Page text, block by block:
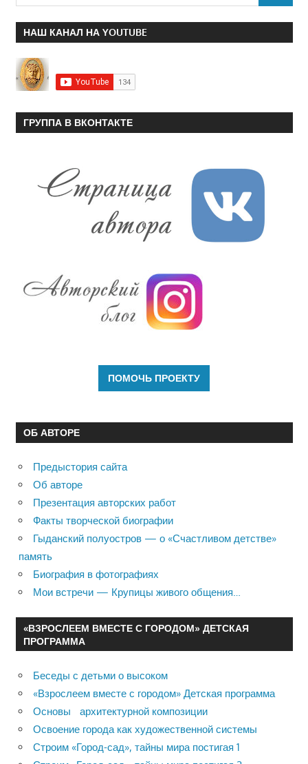
НАШ КАНАЛ НА YOUTUBE
ГРУППА В ВКОНТАКТЕ
ОБ АВТОРЕ
Предыстория сайта
Об авторе
Презентация авторских работ
Факты творческой биографии
Гыданский полуостров — о «Счастливом детстве»
память
Биография в фотографиях
Мои встречи — Крупицы живого общения…
«ВЗРОСЛЕЕМ ВМЕСТЕ С ГОРОДОМ» ДЕТСКАЯ
ПРОГРАММА
Беседы с детьми о высоком
«Взрослеем вместе с городом» Детская программа
Основы архитектурной композиции
Освоение города как художественной системы
Строим «Город-сад», тайны мира постигая 1